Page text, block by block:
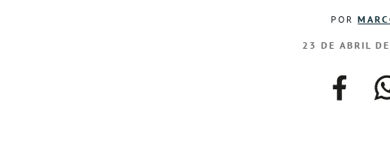
POR
23 DE ABRIL